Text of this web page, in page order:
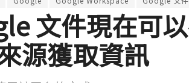
文件現在可
源獲取資訊